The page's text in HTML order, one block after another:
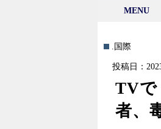
MENU
.国際
投稿日：
TVで
者、